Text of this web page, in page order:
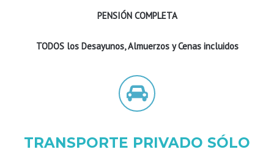
PENSIÓN COMPLETA
TODOS los Desayunos, Almuerzos y Cenas incluidos
TRANSPORTE PRIVADO SÓLO